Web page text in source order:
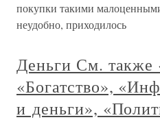
покупки такими
неудобно, приходилось
Деньги См. также
«Богатство»,
и деньги»,